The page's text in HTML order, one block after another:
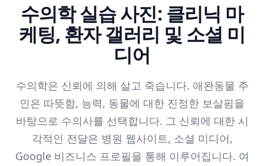
수의학 실습 사진: 클리닉 마
케팅, 환자 갤러리 및 소셜 미
디어
수의학은 신뢰에 의해 살고 죽습니다. 애완동물 주
인은 따뜻함, 능력, 동물에 대한 진정한 보살핌을
바탕으로 수의사를 선택합니다. 그 신뢰에 대한 시
각적인 전달은 병원 웹사이트, 소셜 미디어,
Google 비즈니스 프로필을 통해 이루어집니다. 여